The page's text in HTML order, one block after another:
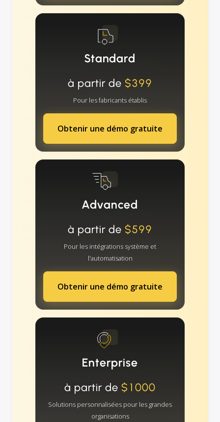
Standard
à partir de $399
Pour les fabricants établis
Obtenir une démo gratuite
Advanced
à partir de $599
Pour les intégrations système et
l'automatisation
Obtenir une démo gratuite
Enterprise
à partir de $1000
Solutions personnalisées pour les grandes
organisations